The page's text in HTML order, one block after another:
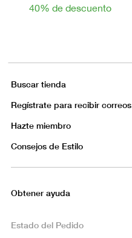
40% de descuento
Buscar tienda
Regístrate para recibir correos
Hazte miembro
Consejos de Estilo
Obtener ayuda
Estado del Pedido